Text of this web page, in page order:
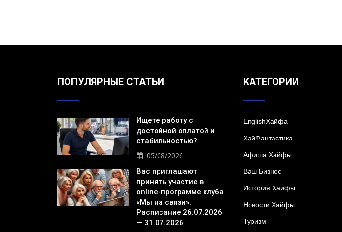
ПОПУЛЯРНЫЕ СТАТЬИ
Ищете работу с
достойной оплатой и
стабильностью?
05/08/2026
Вас приглашают
принять участие в
online-программе клуба
«Мы на связи».
Расписание 26.07.2026
— 31.07.2026
KАТЕГОРИИ
EnglishХайфа
XайФантастика
Афиша Хайфы
Ваш Бизнес
История Хайфы
Новости Хайфы
Туризм